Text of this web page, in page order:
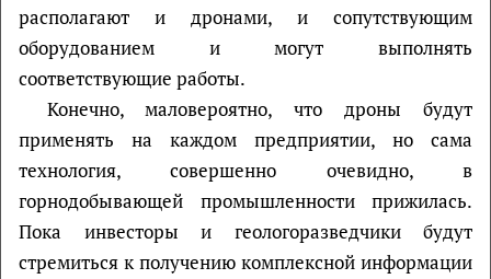
располагают и дронами, и сопутствующим
оборудованием и могут выполнять
соответствующие работы.
Конечно, маловероятно, что дроны будут
применять на каждом предприятии, но сама
технология, совершенно очевидно, в
горнодобывающей промышленности прижилась.
Пока инвесторы и геологоразведчики будут
стремиться к получению комплексной информации